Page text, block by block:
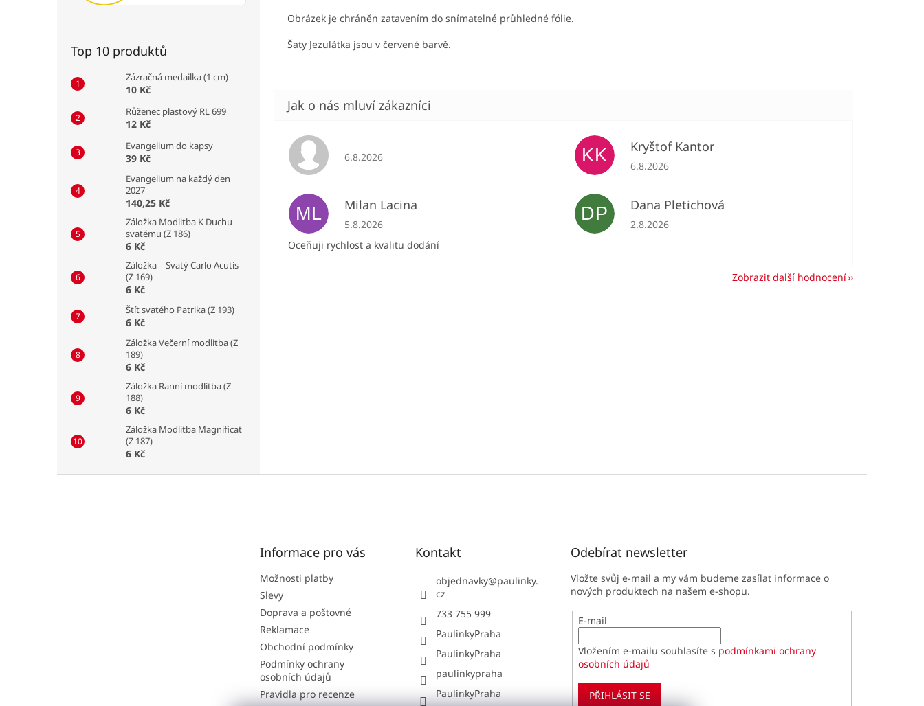
Top 10 produktů
Zázračná medailka (1 cm)
10 Kč
Růženec plastový RL 699
12 Kč
Evangelium do kapsy
39 Kč
Evangelium na každý den
2027
140,25 Kč
Záložka Modlitba K Duchu
svatému (Z 186)
6 Kč
Záložka – Svatý Carlo Acutis
(Z 169)
6 Kč
Štít svatého Patrika (Z 193)
6 Kč
Záložka Večerní modlitba (Z
189)
6 Kč
Záložka Ranní modlitba (Z
188)
6 Kč
Záložka Modlitba Magnificat
(Z 187)
6 Kč
Obrázek je chráněn zatavením do snímatelné průhledné fólie.
Šaty Jezulátka jsou v červené barvě.
Hodnocení obchodu je 5 z 5 hvězdiček.
6.8.2026 KK Kryštof Kantor
Hodnocení obchodu je 5 z 5 hvězdiček.
6.8.2026
ML Milan Lacina
Hodnocení obchodu je 5 z 5 hvězdiček.
5.8.2026
Oceňuji rychlost a kvalitu dodání
DP Dana Pletichová
Hodnocení obchodu je 5 z 5 hvězdiček.
2.8.2026
Zobrazit další hodnocení
Informace pro vás
Možnosti platby
Slevy
Doprava a poštovné
Reklamace
Obchodní podmínky
Podmínky ochrany
osobních údajů
Pravidla pro recenze
Kontakt
objednavky@paulinky.
cz
733 755 999
PaulinkyPraha
PaulinkyPraha
paulinkypraha
PaulinkyPraha
Odebírat newsletter
Vložte svůj e-mail a my vám budeme zasílat informace o
nových produktech na našem e-shopu.
E-mail
Vložením e-mailu souhlasíte s podmínkami ochrany
osobních údajů
PŘIHLÁSIT SE